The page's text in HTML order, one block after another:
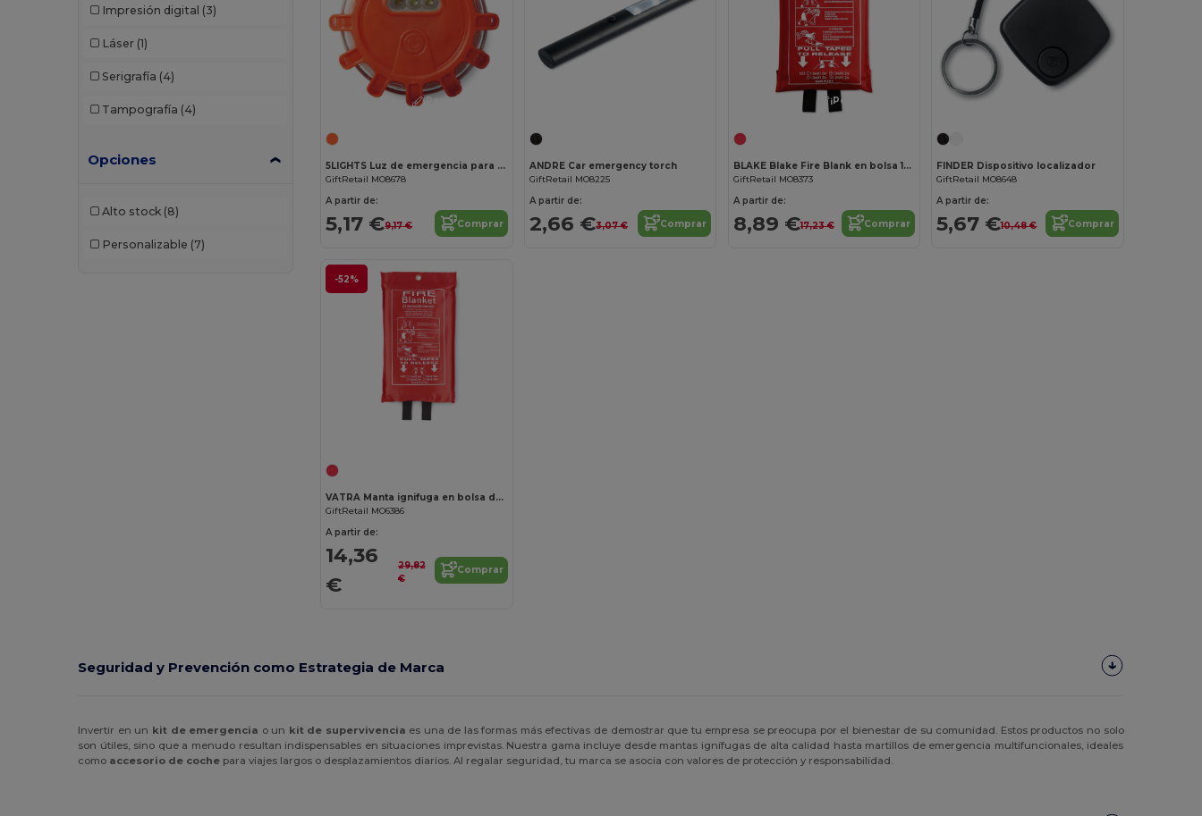
Impresión digital (3)
Láser (1)
Serigrafía (4)
Tampografía (4)
Opciones
Alto stock (8)
Personalizable (7)
¡Personalízalo!
5LIGHTS Luz de emergencia para coche
GiftRetail MO8678
A partir de:
5,17 €9,17 € Comprar
ANDRE Car emergency torch
GiftRetail MO8225
A partir de:
2,66 €3,07 € Comprar
¡Personalízalo!
BLAKE Blake Fire Blank en bolsa 100x95cm
GiftRetail MO8373
A partir de:
8,89 €17,23 € Comprar
FINDER Dispositivo localizador
GiftRetail MO8648
A partir de:
5,67 €10,48 € Comprar
-52%
VATRA Manta ignifuga en bolsa de PVC
GiftRetail MO6386
A partir de:
14,36
€
29,82
€
Comprar
Seguridad y Prevención como Estrategia de Marca
Invertir en un kit de emergencia o un kit de supervivencia es una de las formas más efectivas de demostrar que tu empresa se preocupa por el bienestar de su comunidad. Estos productos no solo
son útiles, sino que a menudo resultan indispensables en situaciones imprevistas. Nuestra gama incluye desde mantas ignífugas de alta calidad hasta martillos de emergencia multifuncionales, ideales
como accesorio de coche para viajes largos o desplazamientos diarios. Al regalar seguridad, tu marca se asocia con valores de protección y responsabilidad.